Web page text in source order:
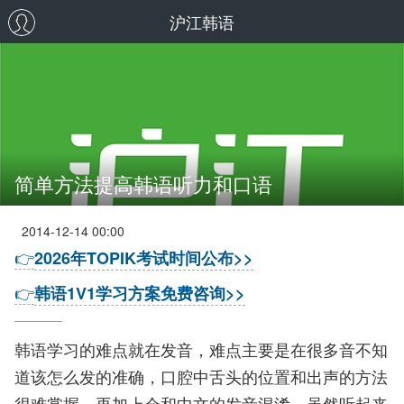
沪江韩语
简单方法提高韩语听力和口语
2014-12-14 00:00
👉2026年TOPIK考试时间公布>>
👉韩语1V1学习方案免费咨询>>
韩语学习的难点就在发音，难点主要是在很多音不知
道该怎么发的准确，口腔中舌头的位置和出声的方法